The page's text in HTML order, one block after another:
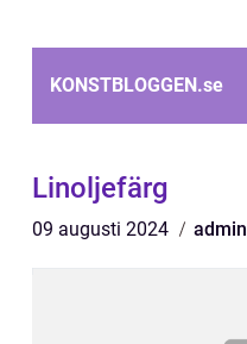
KONSTBLOGGEN.se
Linoljefärg
09 augusti 2024 admin